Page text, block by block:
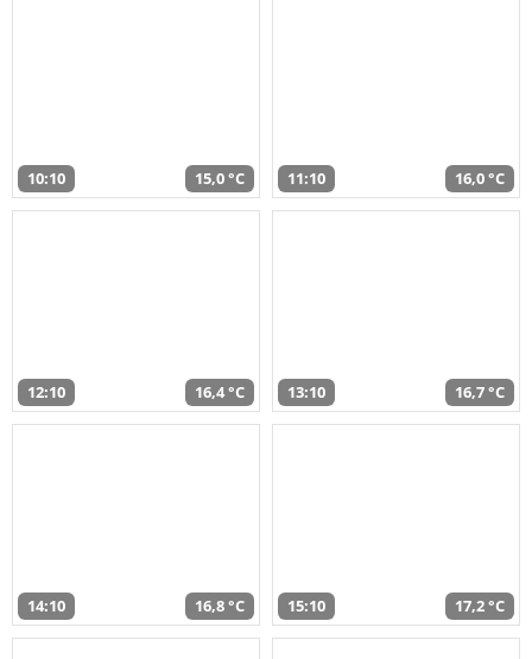
10:10 15,0 °C 11:10 16,0 °C
12:10 16,4 °C 13:10 16,7 °C
14:10 16,8 °C 15:10 17,2 °C